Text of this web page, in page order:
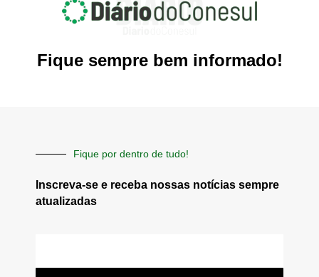
Fique sempre bem informado!
Fique por dentro de tudo!
Inscreva-se e receba nossas notícias sempre
atualizadas